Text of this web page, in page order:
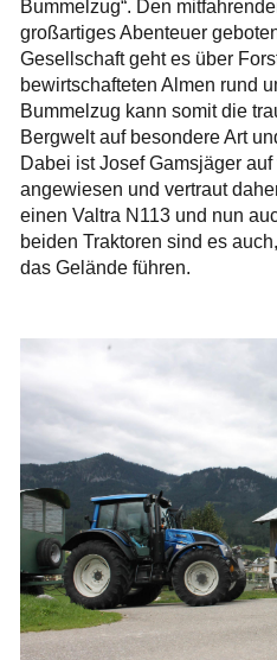
Bummelzug“. Den
großartiges Abenteuer
Gesellschaft geht es über
bewirtschafteten Almen rund
Bummelzug kann somit die
Bergwelt auf besondere Art
Dabei ist Josef Gamsjäger
angewiesen und vertraut
einen Valtra N113 und nun
beiden Trakto­ren sind es
das Gelände führen.